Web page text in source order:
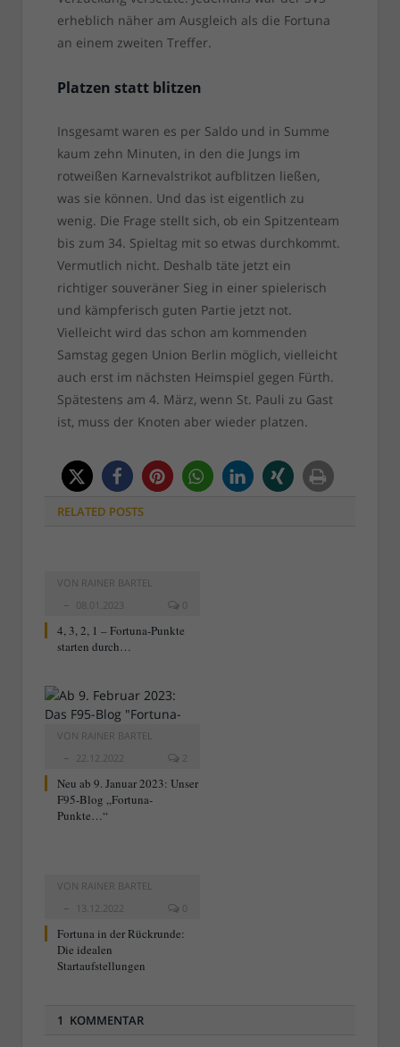
erheblich näher am Ausgleich als die Fortuna
an einem zweiten Treffer.
Platzen statt blitzen
Insgesamt waren es per Saldo und in Summe
kaum zehn Minuten, in den die Jungs im
rotweißen Karnevalstrikot aufblitzen ließen,
was sie können. Und das ist eigentlich zu
wenig. Die Frage stellt sich, ob ein Spitzenteam
bis zum 34. Spieltag mit so etwas durchkommt.
Vermutlich nicht. Deshalb täte jetzt ein
richtiger souveräner Sieg in einer spielerisch
und kämpferisch guten Partie jetzt not.
Vielleicht wird das schon am kommenden
Samstag gegen Union Berlin möglich, vielleicht
auch erst im nächsten Heimspiel gegen Fürth.
Spätestens am 4. März, wenn St. Pauli zu Gast
ist, muss der Knoten aber wieder platzen.
RELATED POSTS
VON RAINER BARTEL
08.01.2023
0
4, 3, 2, 1 – Fortuna-Punkte
starten durch…
VON RAINER BARTEL
22.12.2022
2
Neu ab 9. Januar 2023: Unser
F95-Blog „Fortuna-
Punkte…“
VON RAINER BARTEL
13.12.2022
0
Fortuna in der Rückrunde:
Die idealen
Startaufstellungen
1 KOMMENTAR